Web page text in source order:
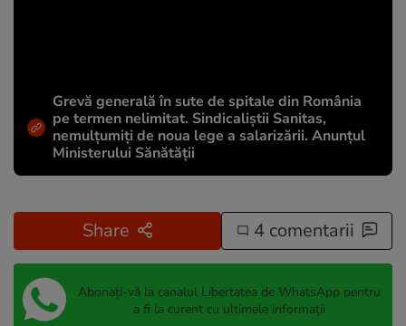
Grevă generală în sute de spitale din România
pe termen nelimitat. Sindicaliştii Sanitas,
nemulţumiţi de noua lege a salarizării. Anunțul
Ministerului Sănătății
Share 4 comentarii
Abonați-vă la canalul Libertatea de WhatsApp pentru
a fi la curent cu ultimele informații